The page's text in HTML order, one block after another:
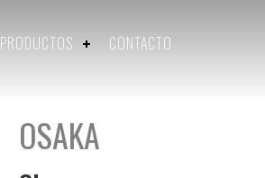
PRODUCTOS CONTACTO
OSAKA